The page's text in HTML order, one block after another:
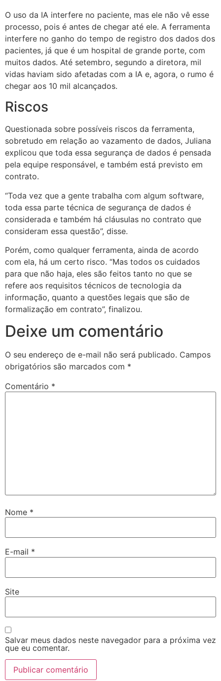
O uso da IA interfere no paciente, mas ele não vê esse
processo, pois é antes de chegar até ele. A ferramenta
interfere no ganho do tempo de registro dos dados dos
pacientes, já que é um hospital de grande porte, com
muitos dados. Até setembro, segundo a diretora, mil
vidas haviam sido afetadas com a IA e, agora, o rumo é
chegar aos 10 mil alcançados.
Riscos
Questionada sobre possíveis riscos da ferramenta,
sobretudo em relação ao vazamento de dados, Juliana
explicou que toda essa segurança de dados é pensada
pela equipe responsável, e também está previsto em
contrato.
“Toda vez que a gente trabalha com algum software,
toda essa parte técnica de segurança de dados é
considerada e também há cláusulas no contrato que
consideram essa questão”, disse.
Porém, como qualquer ferramenta, ainda de acordo
com ela, há um certo risco. “Mas todos os cuidados
para que não haja, eles são feitos tanto no que se
refere aos requisitos técnicos de tecnologia da
informação, quanto a questões legais que são de
formalização em contrato”, finalizou.
Deixe um comentário
O seu endereço de e-mail não será publicado. Campos
obrigatórios são marcados com *
Comentário *
Nome *
E-mail *
Site
Salvar meus dados neste navegador para a próxima vez
que eu comentar.